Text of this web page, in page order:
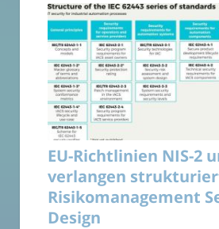
EU-Richtlinien NIS-2
verlangen
Risikomanagement
Design